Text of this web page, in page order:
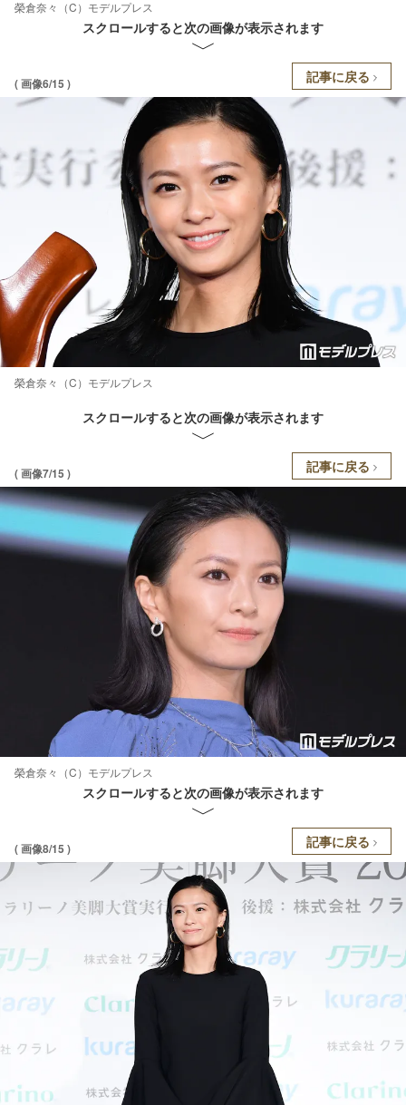
榮倉奈々（C）モデルプレス
スクロールすると次の画像が表示されます
( 画像6/15 ) 記事に戻る
榮倉奈々（C）モデルプレス
スクロールすると次の画像が表示されます
( 画像7/15 ) 記事に戻る
榮倉奈々（C）モデルプレス
スクロールすると次の画像が表示されます
( 画像8/15 ) 記事に戻る